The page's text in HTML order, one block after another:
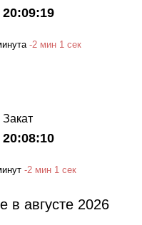
20:09:19
-2 мин 1 сек
Закат
20:08:10
-2 мин 1 сек
в августе 2026